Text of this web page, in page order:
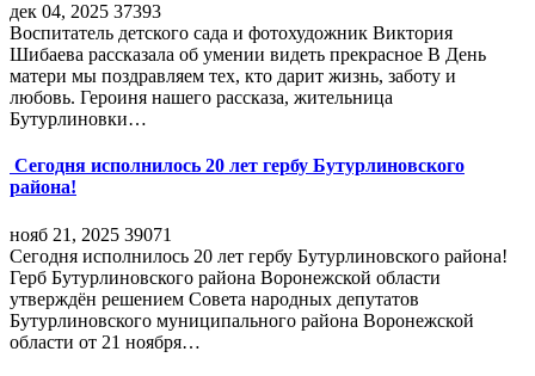
дек 04, 2025 37393
Воспитатель детского сада и фотохудожник Виктория
Шибаева рассказала об умении видеть прекрасное В День
матери мы поздравляем тех, кто дарит жизнь, заботу и
любовь. Героиня нашего рассказа, жительница
Бутурлиновки…
Сегодня исполнилось 20 лет гербу Бутурлиновского
района!
нояб 21, 2025 39071
Сегодня исполнилось 20 лет гербу Бутурлиновского района!
Герб Бутурлиновского района Воронежской области
утверждён решением Совета народных депутатов
Бутурлиновского муниципального района Воронежской
области от 21 ноября…